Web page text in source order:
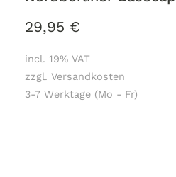
29,95 €
incl. 19% VAT
zzgl. Versandkosten
3-7 Werktage (Mo - Fr)